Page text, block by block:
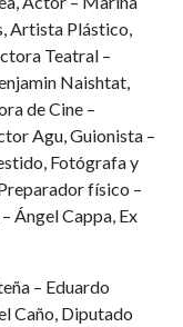
Artista Plástico,
Teatral –
Naishtat,
de Cine –
Agu, Guionista –
Fotógrafa y
físico –
Ángel Cappa, Ex
– Eduardo
Caño, Diputado